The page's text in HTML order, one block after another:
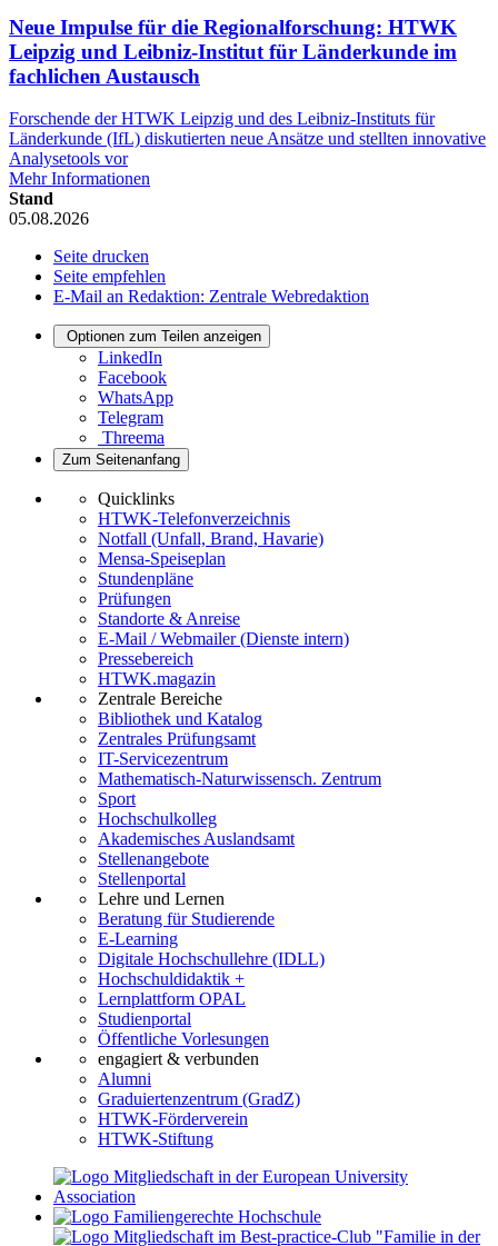
Neue Impulse für die Regionalforschung: HTWK
Leipzig und Leibniz-Institut für Länderkunde im
fachlichen Austausch
Forschende der HTWK Leipzig und des Leibniz-Instituts für
Länderkunde (IfL) diskutierten neue Ansätze und stellten innovative
Analysetools vor
Mehr Informationen
Stand
05.08.2026
Seite drucken
Seite empfehlen
E-Mail an Redaktion: Zentrale Webredaktion
Optionen zum Teilen anzeigen
LinkedIn
Facebook
WhatsApp
Telegram
Threema
Zum Seitenanfang
Quicklinks
HTWK-Telefonverzeichnis
Notfall (Unfall, Brand, Havarie)
Mensa-Speiseplan
Stundenpläne
Prüfungen
Standorte & Anreise
E-Mail / Webmailer (Dienste intern)
Pressebereich
HTWK.magazin
Zentrale Bereiche
Bibliothek und Katalog
Zentrales Prüfungsamt
IT-Servicezentrum
Mathematisch-Naturwissensch. Zentrum
Sport
Hochschulkolleg
Akademisches Auslandsamt
Stellenangebote
Stellenportal
Lehre und Lernen
Beratung für Studierende
E-Learning
Digitale Hochschullehre (IDLL)
Hochschuldidaktik +
Lernplattform OPAL
Studienportal
Öffentliche Vorlesungen
engagiert & verbunden
Alumni
Graduiertenzentrum (GradZ)
HTWK-Förderverein
HTWK-Stiftung